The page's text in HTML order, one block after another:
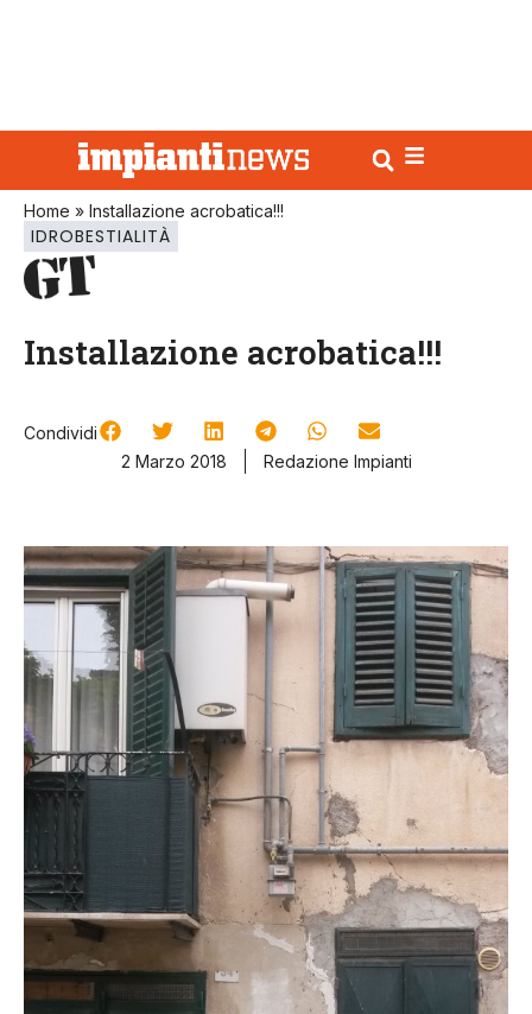
Home » Installazione acrobatica!!!
IDROBESTIALITÀ
Installazione acrobatica!!!
Condividi
2 Marzo 2018
Redazione Impianti